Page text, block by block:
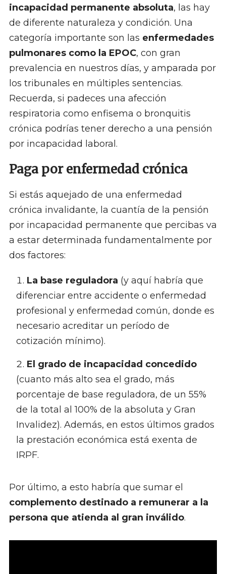
incapacidad permanente absoluta, las hay
de diferente naturaleza y condición. Una
categoría importante son las enfermedades
pulmonares como la EPOC, con gran
prevalencia en nuestros días, y amparada por
los tribunales en múltiples sentencias.
Recuerda, si padeces una afección
respiratoria como enfisema o bronquitis
crónica podrías tener derecho a una pensión
por incapacidad laboral.
Paga por enfermedad crónica
Si estás aquejado de una enfermedad
crónica invalidante, la cuantía de la pensión
por incapacidad permanente que percibas va
a estar determinada fundamentalmente por
dos factores:
La base reguladora (y aquí habría que
diferenciar entre accidente o enfermedad
profesional y enfermedad común, donde es
necesario acreditar un período de
cotización mínimo).
El grado de incapacidad concedido
(cuanto más alto sea el grado, más
porcentaje de base reguladora, de un 55%
de la total al 100% de la absoluta y Gran
Invalidez). Además, en estos últimos grados
la prestación económica está exenta de
IRPF.
Por último, a esto habría que sumar el
complemento destinado a remunerar a la
persona que atienda al gran inválido.